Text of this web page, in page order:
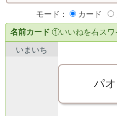
モード： カード
名前カード ①いいねを右スワ
いまいち
パ